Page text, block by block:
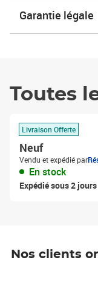
Garantie légale
Toutes
Livraison Offerte
Neuf
Vendu et expédié par
En stock
Expédié sous 2 jours
Nos clients